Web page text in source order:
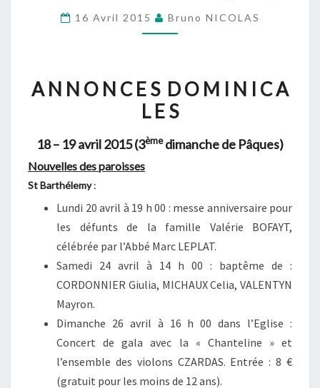
:
19
AVRIL
2015
(3ÈME
16 Avril 2015 Bruno NICOLAS
A N N O N C E S D O M I N I C A
L E S
18 – 19 avril 2015 (3èmedimanche de Pâques)
Nouvelles des paroisses
St Barthélemy:
Lundi 20 avril à 19 h 00 : messe anniversaire pour
les défunts de la famille Valérie BOFAYT,
célébrée par l’Abbé Marc LEPLAT.
Samedi 24 avril à 14 h 00 : baptême de :
CORDONNIER Giulia, MICHAUX Celia, VALENTYN
Mayron.
Dimanche 26 avril à 16 h 00 dans l’Eglise :
Concert de gala avec la « Chanteline » et
l’ensemble des violons CZARDAS. Entrée : 8 €
(gratuit pour les moins de 12 ans).